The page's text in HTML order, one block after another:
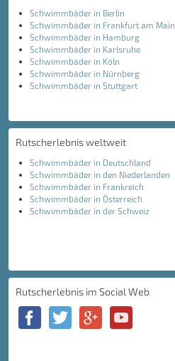
Schwimmbäder in Berlin
Schwimmbäder in Frankfurt am Main
Schwimmbäder in Hamburg
Schwimmbäder in Karlsruhe
Schwimmbäder in Köln
Schwimmbäder in Nürnberg
Schwimmbäder in Stuttgart
Rutscherlebnis weltweit
Schwimmbäder in Deutschland
Schwimmbäder in den Niederlanden
Schwimmbäder in Frankreich
Schwimmbäder in Österreich
Schwimmbäder in der Schweiz
Rutscherlebnis im Social Web